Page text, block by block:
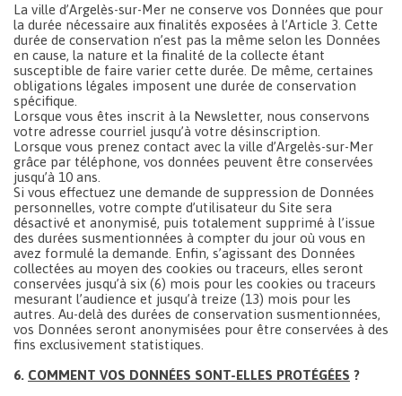
La ville d’Argelès-sur-Mer ne conserve vos Données que pour
la durée nécessaire aux finalités exposées à l’Article 3. Cette
durée de conservation n’est pas la même selon les Données
en cause, la nature et la finalité de la collecte étant
susceptible de faire varier cette durée. De même, certaines
obligations légales imposent une durée de conservation
spécifique.
Lorsque vous êtes inscrit à la Newsletter, nous conservons
votre adresse courriel jusqu’à votre désinscription.
Lorsque vous prenez contact avec la ville d’Argelès-sur-Mer
grâce par téléphone, vos données peuvent être conservées
jusqu’à 10 ans.
Si vous effectuez une demande de suppression de Données
personnelles, votre compte d’utilisateur du Site sera
désactivé et anonymisé, puis totalement supprimé à l’issue
des durées susmentionnées à compter du jour où vous en
avez formulé la demande. Enfin, s’agissant des Données
collectées au moyen des cookies ou traceurs, elles seront
conservées jusqu’à six (6) mois pour les cookies ou traceurs
mesurant l’audience et jusqu’à treize (13) mois pour les
autres. Au-delà des durées de conservation susmentionnées,
vos Données seront anonymisées pour être conservées à des
fins exclusivement statistiques.
6. COMMENT VOS DONNÉES SONT-ELLES PROTÉGÉES ?